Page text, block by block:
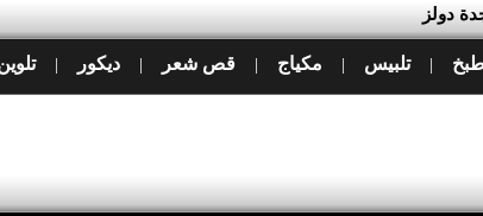
دولز
| تلبيس | مكياج | قص شعر | ديكور |